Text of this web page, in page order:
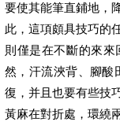
要使其能筆直鋪地，
此，這項頗具技巧的
則僅是在不斷的來
然，汗流浹背、腳酸
復，并且也要有些技
黃麻在對折處，環繞